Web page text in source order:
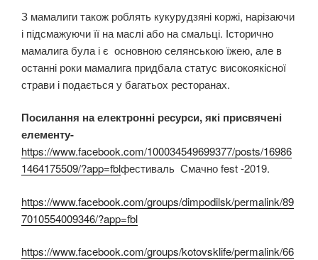
З мамалиги також роблять кукурудзяні коржі, нарізаючи
і підсмажуючи її на маслі або на смальці. Історично
мамалига була і є основною селянською їжею, але в
останні роки мамалига придбала статус високоякісної
страви і подається у багатьох ресторанах.
Посилання на електронні ресурси, які присвячені
елементу-
https://www.facebook.com/100034549699377/posts/16986
1464175509/?app=fblфестиваль Смачно fest -2019.
https://www.facebook.com/groups/dimpodilsk/permalink/89
7010554009346/?app=fbl
https://www.facebook.com/groups/kotovsklife/permalink/66